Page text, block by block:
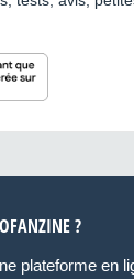
?
plateforme en